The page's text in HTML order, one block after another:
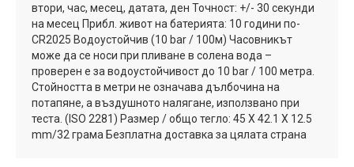
втори, час, месец, датата, ден Точност: +/- 30 секунди
на месец Прибл. живот на батерията: 10 години по-
CR2025 Водоустойчив (10 bar / 100м) Часовникът
може да се носи при пливане в солена вода –
проверен е за водоустойчивост до 10 bar / 100 метра.
Стойността в метри не означава дълбочина на
потапяне, а въздушното налягане, използвано при
теста. (ISO 2281) Размер / общо тегло: 45 X 42.1 X 12.5
mm/32 грама Безплатна доставка за цялата страна